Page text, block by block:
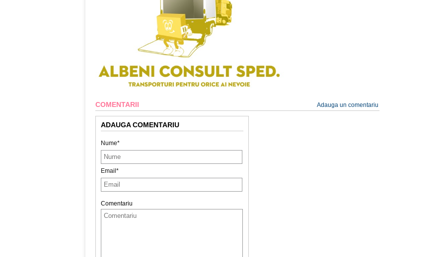
COMENTARII Adauga un comentariu
ADAUGA COMENTARIU
Nume*
Email*
Comentariu